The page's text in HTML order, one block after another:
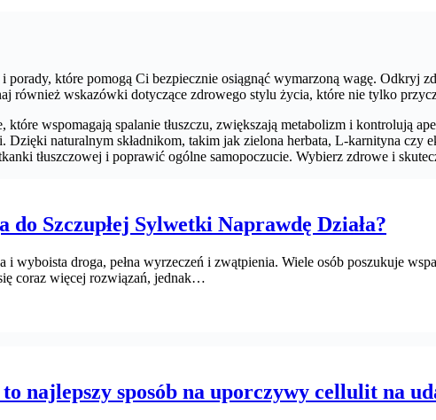
porady, które pomogą Ci bezpiecznie osiągnąć wymarzoną wagę.
również wskazówki dotyczące zdrowego stylu życia, które nie tylko
wspomagają spalanie tłuszczu, zwiększają metabolizm i kontrolują
naturalnym składnikom, takim jak zielona herbata, L-karnityna czy
tłuszczowej i poprawić ogólne samopoczucie. Wybierz zdrowe i
Szczupłej Sylwetki Naprawdę Działa?
wyboista droga, pełna wyrzeczeń i zwątpienia. Wiele osób poszukuje
coraz więcej rozwiązań, jednak…
najlepszy sposób na uporczywy cellulit na